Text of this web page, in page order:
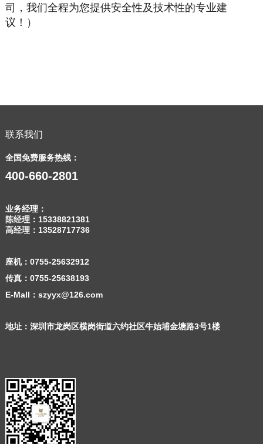
司，我们全程为您提供安全性及技术性的专业建
议！）
联系我们
全国免费服务热线：
400-660-2801
业务经理：
陈经理： 15338821381
高经理： 13528717736
座机： 0755-25632912
传真：0755-25638193
E-Mall：szyyx@126.com
地址：深圳市龙岗区横岗街道六约社区牛始埔金塘路3号1楼